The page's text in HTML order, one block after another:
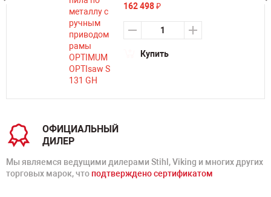
162 498₽
Купить
ОФИЦИАЛЬНЫЙ
ДИЛЕР
Мы являемся ведущими дилерами Stihl, Viking и многих других
торговых марок, что подтверждено сертификатом